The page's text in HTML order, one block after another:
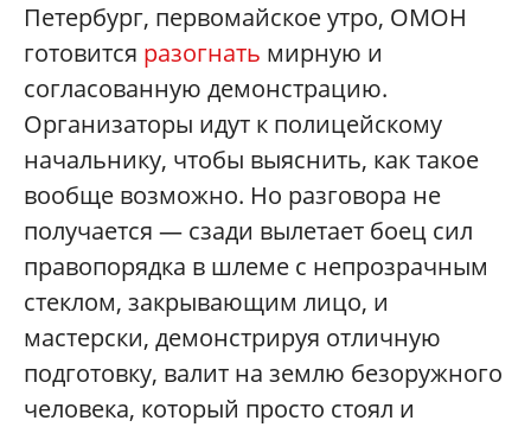
Петербург, первомайское утро, ОМОН
готовится разогнать мирную и
согласованную демонстрацию.
Организаторы идут к полицейскому
начальнику, чтобы выяснить, как такое
вообще возможно. Но разговора не
получается — сзади вылетает боец сил
правопорядка в шлеме с непрозрачным
стеклом, закрывающим лицо, и
мастерски, демонстрируя отличную
подготовку, валит на землю безоружного
человека, который просто стоял и